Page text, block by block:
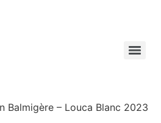
Balmigère – Louca Blanc 2023